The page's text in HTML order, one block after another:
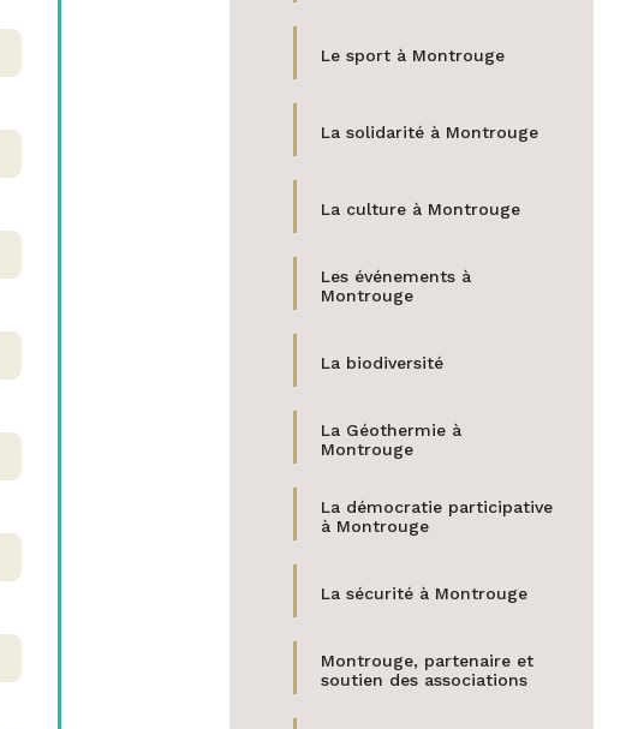
Le sport à Montrouge
La solidarité à Montrouge
La culture à Montrouge
Les événements à
Montrouge
La biodiversité
La Géothermie à
Montrouge
La démocratie participative
à Montrouge
La sécurité à Montrouge
Montrouge, partenaire et
soutien des associations